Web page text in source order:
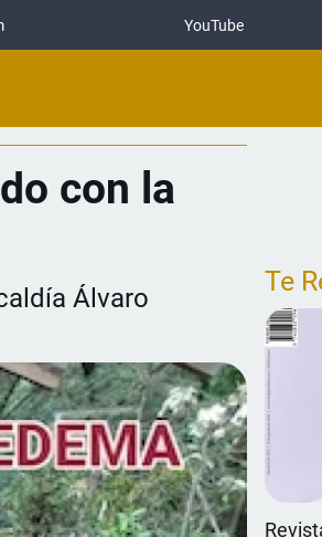
YouTube
con la
Álvaro
Te